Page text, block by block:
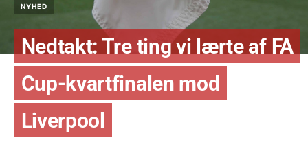
NYHED
Nedtakt: Tre ting vi lærte af FA
Cup-kvartfinalen mod
Liverpool